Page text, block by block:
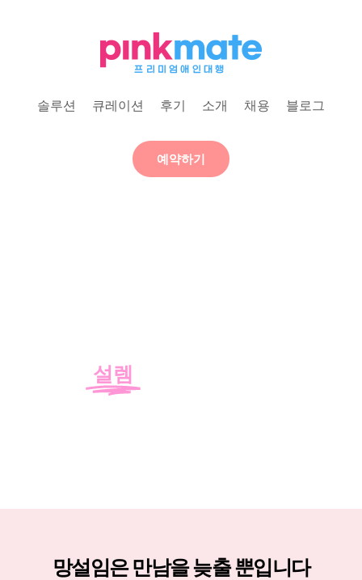
솔루션 큐레이션 후기 소개 채용 블로그
예약하기
설렘
망설임은 만남을 늦출 뿐입니다